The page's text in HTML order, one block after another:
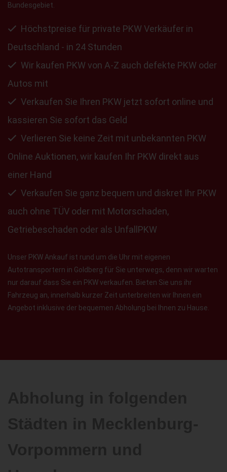
Bundesgebiet.
Höchstpreise für private PKW Verkäufer in
Deutschland - in 24 Stunden
Wir kaufen PKW von A-Z auch defekte PKW oder
Autos mit
Verkaufen Sie Ihren PKW jetzt sofort online und
kassieren Sie sofort das Geld
Verlieren Sie keine Zeit mit unbekannten PKW
Online Auktionen, wir kaufen Ihr PKW direkt aus
einer Hand
Verkaufen Sie ganz bequem und diskret Ihr PKW
auch ohne TÜV oder mit Motorschaden,
Getriebeschaden oder als UnfallPKW
Unser PKW Ankauf ist rund um die Uhr mit eigenen
Autotransportern in Goldberg für Sie unterwegs, denn wir warten
nur darauf dass Sie ein PKW verkaufen. Bieten Sie uns ihr
Fahrzeug an, innerhalb kurzer Zeit unterbreiten wir Ihnen ein
Angebot inklusive der bequemen Abholung bei Ihnen zu Hause.